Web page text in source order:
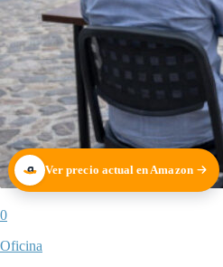
Ver precio actual en Amazon
0
Oficina